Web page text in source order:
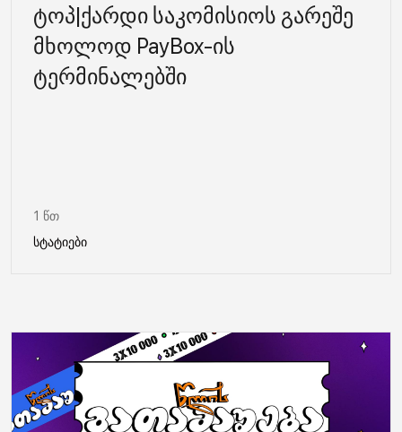
ტოპ|ქარდი საკომისიოს გარეშე
მხოლოდ PayBox-ის
ტერმინალებში
1 წთ
სტატიები